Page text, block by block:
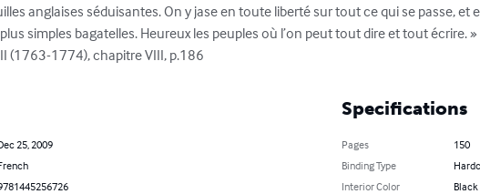
anglaises séduisantes. On y jase en toute liberté sur tout ce qui se passe, et
simples bagatelles. Heureux les peuples où l’on peut tout dire et tout écrire. »
(1763-1774), chapitre VIII, p.186
25, 2009
Specifications
Pages
150
Binding Type
Interior Color